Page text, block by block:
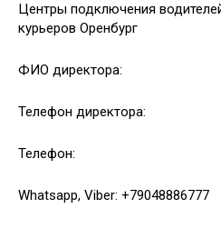
Центры подключения
курьеров Оренбург
ФИО директора:
Телефон директора:
Телефон:
Whatsapp, Viber: +79048886777